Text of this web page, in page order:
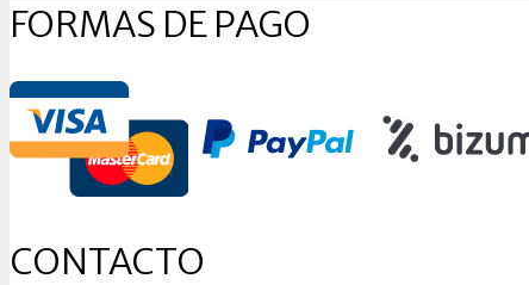
FORMAS DE PAGO
CONTACTO